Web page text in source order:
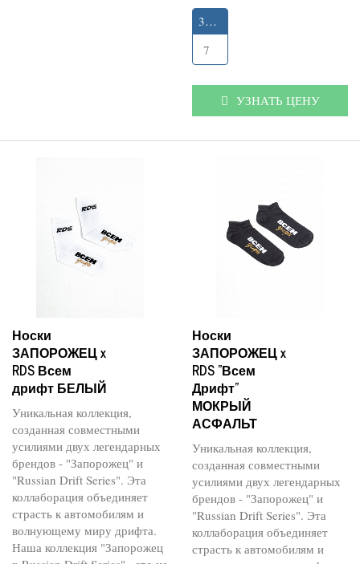
35-40
7
УЗНАТЬ ЦЕНУ
Носки
ЗАПОРОЖЕЦ x
RDS Всем
дрифт БЕЛЫЙ
Уникальная коллекция,
созданная совместными
усилиями двух легендарных
брендов - "Запорожец" и
"Russian Drift Series". Эта
коллаборация объединяет
страсть к автомобилям и
волнующему миру дрифта.
Наша коллекция "Запорожец
Носки
ЗАПОРОЖЕЦ x
RDS "Всем
Дрифт"
МОКРЫЙ
АСФАЛЬТ
Уникальная коллекция,
созданная совместными
усилиями двух легендарных
брендов - "Запорожец" и
"Russian Drift Series". Эта
коллаборация объединяет
страсть к автомобилям и